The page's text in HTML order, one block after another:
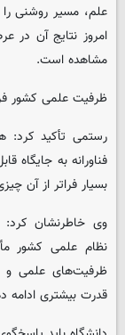
علم، مسیر روشنی
امروز نتایج آن در
مشاهده است.
ظرفیت علمی کشور
رستمی تأکید کرد:
فناورانه به
بسیار فراتر از آن
وی خاطرنشان کرد:
نظام علمی کشور
ظرفیت‌های علمی و
قدرت بیشتری ادامه